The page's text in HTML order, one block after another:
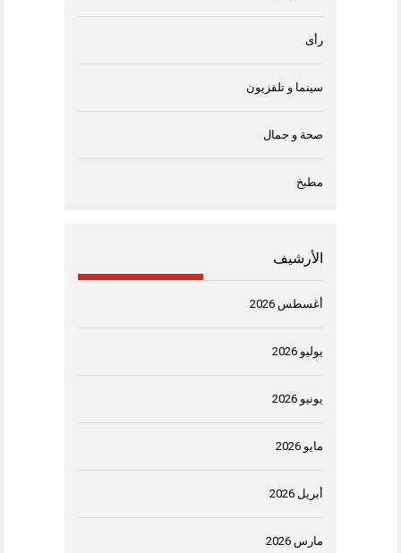
رأى
سينما و تلفزيون
صحة و جمال
مطبخ
الأرشيف
أغسطس 2026
يوليو 2026
يونيو 2026
مايو 2026
أبريل 2026
مارس 2026